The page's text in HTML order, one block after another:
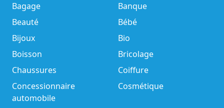
Bagage
Banque
Beauté
Bébé
Bijoux
Bio
Boisson
Bricolage
Chaussures
Coiffure
Concessionnaire
automobile
Cosmétique